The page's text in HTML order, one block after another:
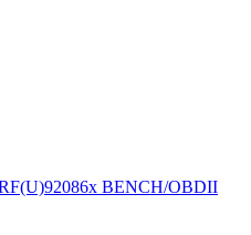
BENCH/OBDII